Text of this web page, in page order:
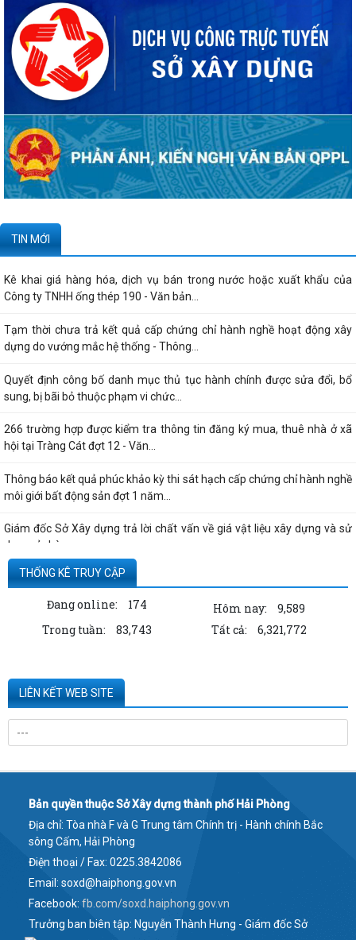
TIN MỚI
Kê khai giá hàng hóa, dịch vụ bán trong nước hoặc xuất khẩu của
Công ty TNHH ống thép 190 - Văn bản...
Tạm thời chưa trả kết quả cấp chứng chỉ hành nghề hoạt động xây
dựng do vướng mắc hệ thống - Thông...
Quyết định công bố danh mục thủ tục hành chính được sửa đổi, bổ
sung, bị bãi bỏ thuộc phạm vi chức...
266 trường hợp được kiểm tra thông tin đăng ký mua, thuê nhà ở xã
hội tại Tràng Cát đợt 12 - Văn...
Thông báo kết quả phúc khảo kỳ thi sát hạch cấp chứng chỉ hành nghề
môi giới bất động sản đợt 1 năm...
Giám đốc Sở Xây dựng trả lời chất vấn về giá vật liệu xây dựng và sử
dụng vỉa hè
THỐNG KÊ TRUY CẬP
Đang online: 174 Hôm nay:
9,589
Trong tuần:
83,743 Tất cả: 6,321,772
LIÊN KẾT WEB SITE
Bản quyền thuộc Sở Xây dựng thành phố Hải Phòng
Địa chỉ: Tòa nhà F và G Trung tâm Chính trị - Hành chính Bắc
sông Cấm, Hải Phòng
Điện thoại / Fax: 0225.3842086
Email: soxd@haiphong.gov.vn
Facebook: fb.com/soxd.haiphong.gov.vn
Trưởng ban biên tập: Nguyễn Thành Hưng - Giám đốc Sở